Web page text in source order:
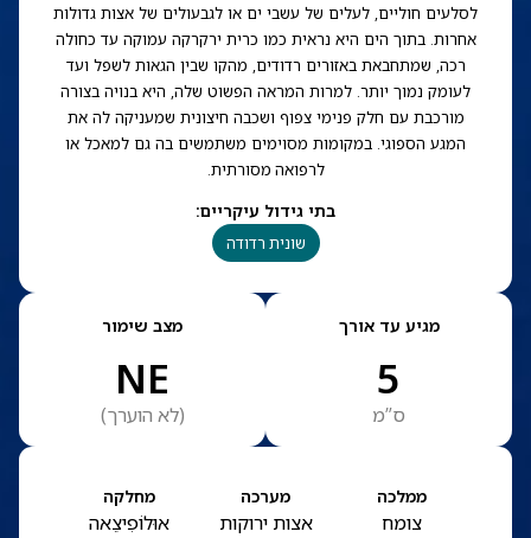
לסלעים חוליים, לעלים של עשבי ים או לגבעולים של אצות גדולות
אחרות. בתוך הים היא נראית כמו כרית ירקרקה עמוקה עד כחולה
רכה, שמתחבאת באזורים רדודים, מהקו שבין הגאות לשפל ועד
לעומק נמוך יותר. למרות המראה הפשוט שלה, היא בנויה בצורה
מורכבת עם חלק פנימי צפוף ושכבה חיצונית שמעניקה לה את
המגע הספוגי. במקומות מסוימים משתמשים בה גם למאכל או
לרפואה מסורתית.
בתי גידול עיקריים:
שונית רדודה
מגיע עד אורך
5
ס”מ
מצב שימור
NE
(לא הוערך)
ממלכה
צומח
מערכה
אצות ירוקות
מחלקה
אוּלוֹפִיצֵאה